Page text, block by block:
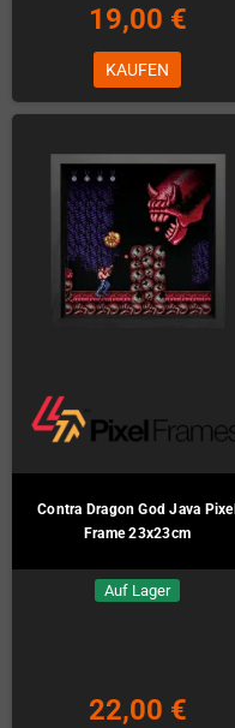
19,00 €
KAUFEN
Contra Dragon God Java Pixel
Frame 23x23cm
Auf Lager
22,00 €